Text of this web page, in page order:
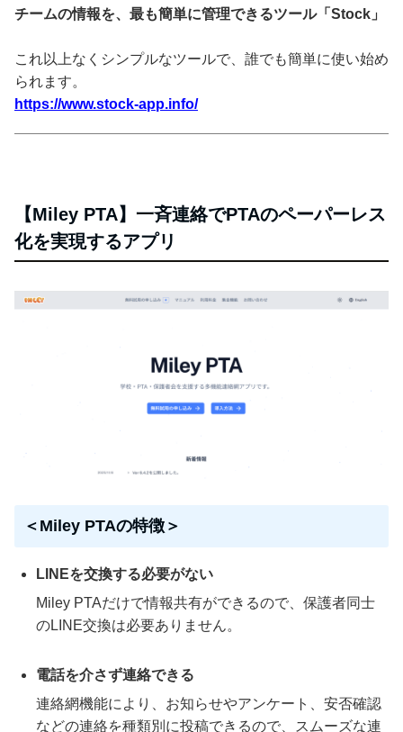
チームの情報を、最も簡単に管理できるツール「Stock」
これ以上なくシンプルなツールで、誰でも簡単に使い始め
られます。
https://www.stock-app.info/
【Miley PTA】一斉連絡でPTAのペーパーレス
化を実現するアプリ
＜Miley PTAの特徴＞
LINEを交換する必要がない
Miley PTAだけで情報共有ができるので、保護者同士
のLINE交換は必要ありません。
電話を介さず連絡できる
連絡網機能により、お知らせやアンケート、安否確認
などの連絡を種類別に投稿できるので、スムーズな連